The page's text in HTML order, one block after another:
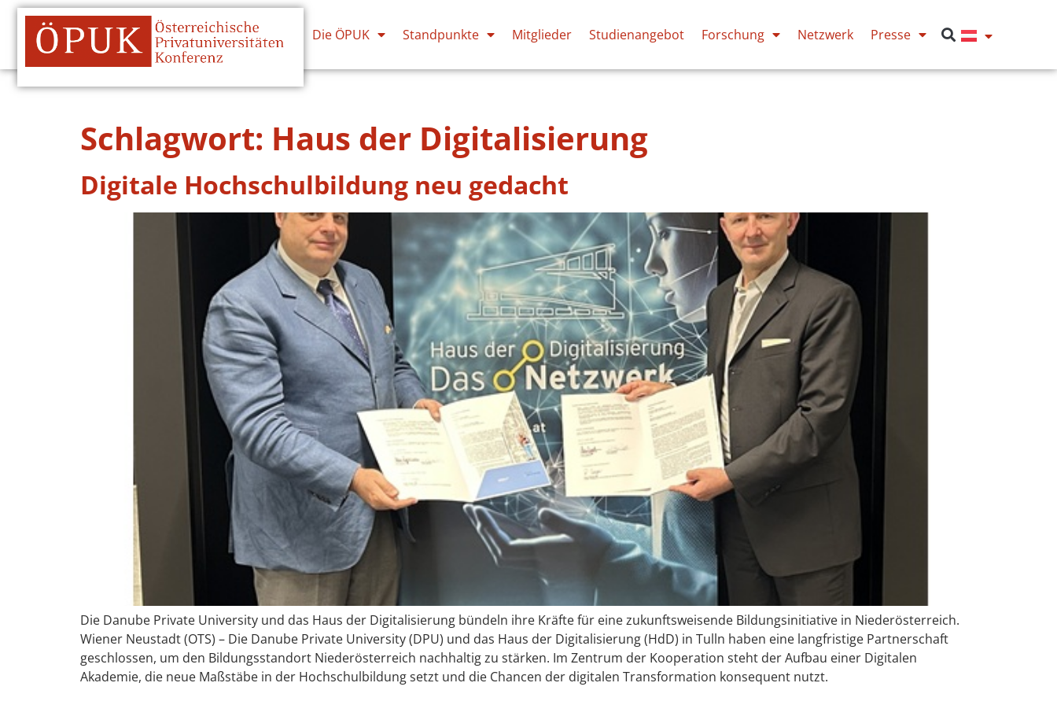
Die ÖPUK Standpunkte Mitglieder Studienangebot Forschung Netzwerk Presse
Schlagwort: Haus der Digitalisierung
Digitale Hochschulbildung neu gedacht
Die Danube Private University und das Haus der Digitalisierung bündeln ihre Kräfte für eine zukunftsweisende Bildungsinitiative in Niederösterreich.
Wiener Neustadt (OTS) – Die Danube Private University (DPU) und das Haus der Digitalisierung (HdD) in Tulln haben eine langfristige Partnerschaft
geschlossen, um den Bildungsstandort Niederösterreich nachhaltig zu stärken. Im Zentrum der Kooperation steht der Aufbau einer Digitalen
Akademie, die neue Maßstäbe in der Hochschulbildung setzt und die Chancen der digitalen Transformation konsequent nutzt.